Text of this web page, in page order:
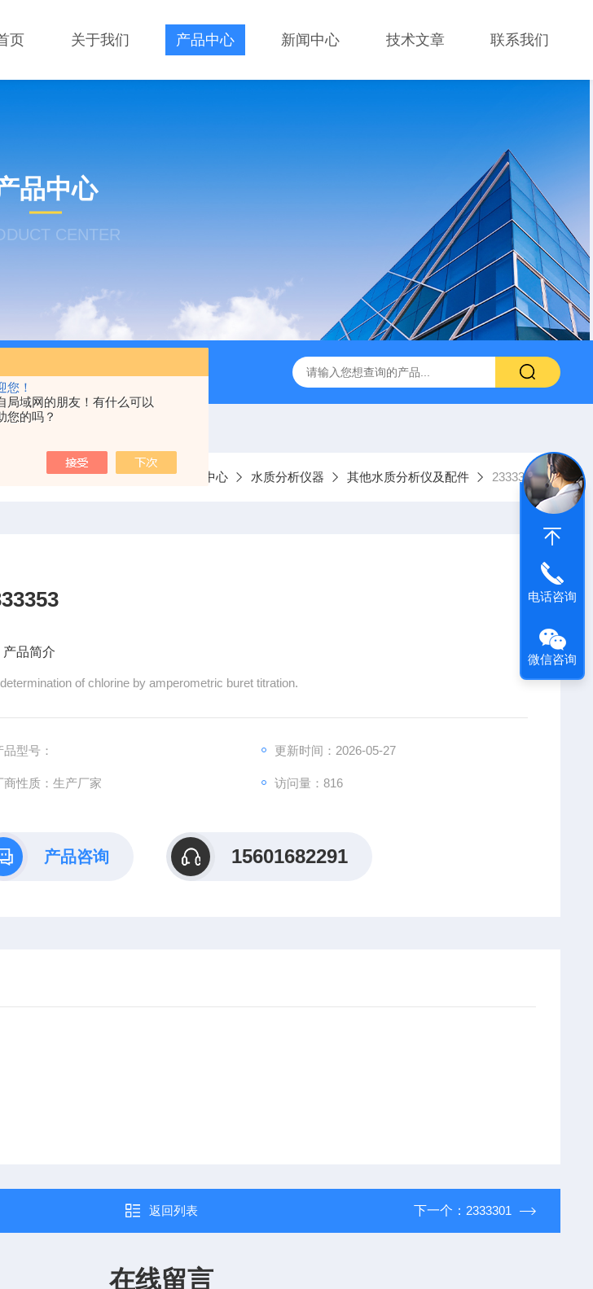
您！
局域网的朋友！有什么可以
您的吗？
页 关于我们 产品中心 新闻中心 技术文章 联系我们
品中心
CENTER
染指数测定仪，携带方便，轻巧 9385100DR900便携式多参数水质分析仪 GTOX-700便携式
当前位置：首页 产品中心 水质分析仪器 其他水质分析仪及配件 2333353
产品简介
of chlorine by amperometric buret titration.
品型号： 更新时间：2026-05-27
商性质：生产厂家 访问量：816
产品咨询 15601682291
返回列表 下一个： 2333301
在线留言
电话咨询
微信咨询